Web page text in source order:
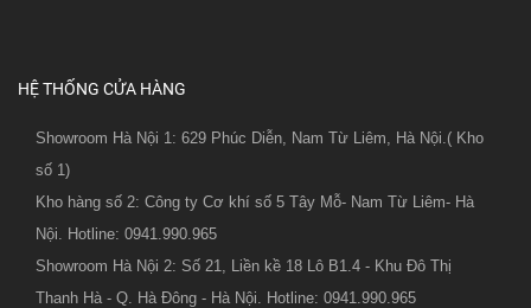
HỆ THỐNG CỬA HÀNG
Showroom Hà Nội 1: 629 Phúc Diễn, Nam Từ Liêm, Hà Nội.( Kho
số 1)
Kho hàng số 2: Công ty Cơ khí số 5 Tây Mỗ- Nam Từ Liêm- Hà
Nội. Hotline: 0941.990.965
Showroom Hà Nội 2: Số 21, Liền kề 18 Lô B1.4 - Khu Đô Thị
Thanh Hà - Q. Hà Đông - Hà Nội. Hotline: 0941.990.965